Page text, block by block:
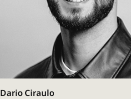
Dario Ciraulo